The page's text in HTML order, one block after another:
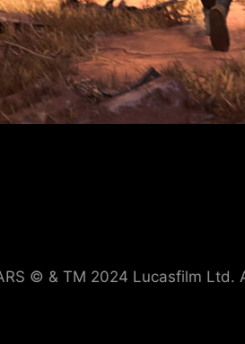
© & TM 2024 Lucasfilm